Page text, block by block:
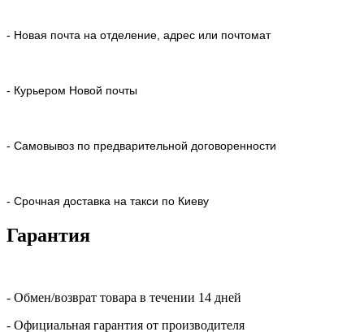
- Новая почта на отделение, адрес или почтомат
- Курьером Новой почты
- Самовывоз по предварительной договоренности
- Срочная доставка на такси по Киеву
Гарантия
- Обмен/возврат товара в течении 14 дней
- Официальная гарантия от производителя